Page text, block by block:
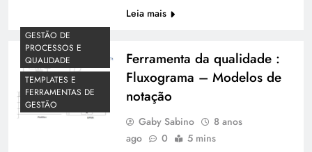
Leia mais
GESTÃO DE
PROCESSOS E
QUALIDADE
TEMPLATES E
FERRAMENTAS DE
GESTÃO
Ferramenta da qualidade :
Fluxograma – Modelos de
notação
Gaby Sabino
8 anos
ago
0 5 mins